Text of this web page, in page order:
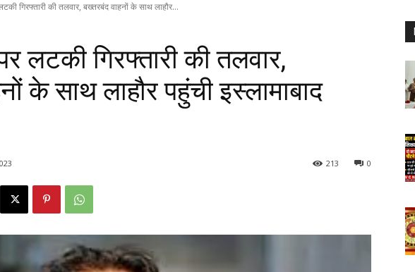
गिरफ्तारी की तलवार, बख्तरबंद वाहनों के साथ लाहौर...
लटकी गिरफ्तारी की तलवार,
के साथ लाहौर पहुंची इस्लामाबाद
0
213